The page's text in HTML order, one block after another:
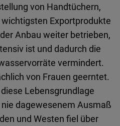
von Handtüchern,
Exportprodukte
Anbau weiter betrieben,
ist und dadurch die
vermindert.
von Frauen geerntet.
Lebensgrundlage
dagewesenem Ausmaß
und Westen fiel über